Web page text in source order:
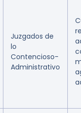
Juzgados de
lo
Contencioso-
Administrativo